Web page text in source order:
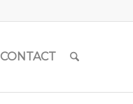
CONTACT